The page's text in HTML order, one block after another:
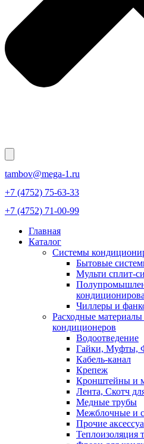
tambov@mega-1.ru
+7 (4752) 75-63-33
+7 (4752) 71-00-99
Главная
Каталог
Системы
Бытовые
Мульти сплит-
Чиллеры и
Расходные материалы
кондиционеров
Водоотведение
Гайки, Муфты,
Кабель-канал
Крепеж
Кронштейны и
Лента, Скотч
Медные трубы
Межблочные и
Прочие
Теплоизоляция